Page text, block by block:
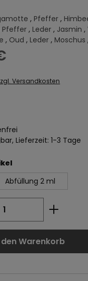
, Pfeffer ,
Pfeffer , Leder , Jasmin ,
, Oud , Leder , Moschus
Versandkosten
Bewertung von 0 von 5
Lieferzeit: 1-3 Tage
Abfüllung 2 ml
Gib
den Warenkorb